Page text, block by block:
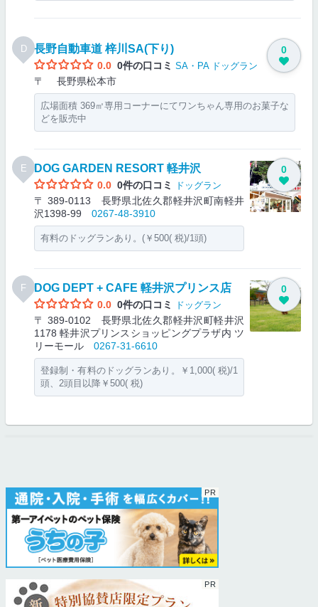
D 長野自動車道 梓川SA(下り)
0.0 0件の口コミ SA・PA ドッグラン
〒 長野県松本市
広場面積 369㎡専用コーナーにてワンちゃん専用のお菓子な
どを販売中
0
E DOG GARDEN RESORT 軽井沢
0.0 0件の口コミ ドッグラン
〒 389-0113 長野県北佐久郡軽井沢町南軽井
沢1398-99 0267-48-3910
有料のドッグランあり。(￥500( 税)/1頭)
0
F DOG DEPT + CAFE 軽井沢プリンス店
0.0 0件の口コミ ドッグラン
〒 389-0102 長野県北佐久郡軽井沢町軽井沢
1178 軽井沢プリンスショッピングプラザ内 ツ
リーモール 0267-31-6610
登録制・有料のドッグランあり。￥1,000( 税)/1
頭、2頭目以降￥500( 税)
0